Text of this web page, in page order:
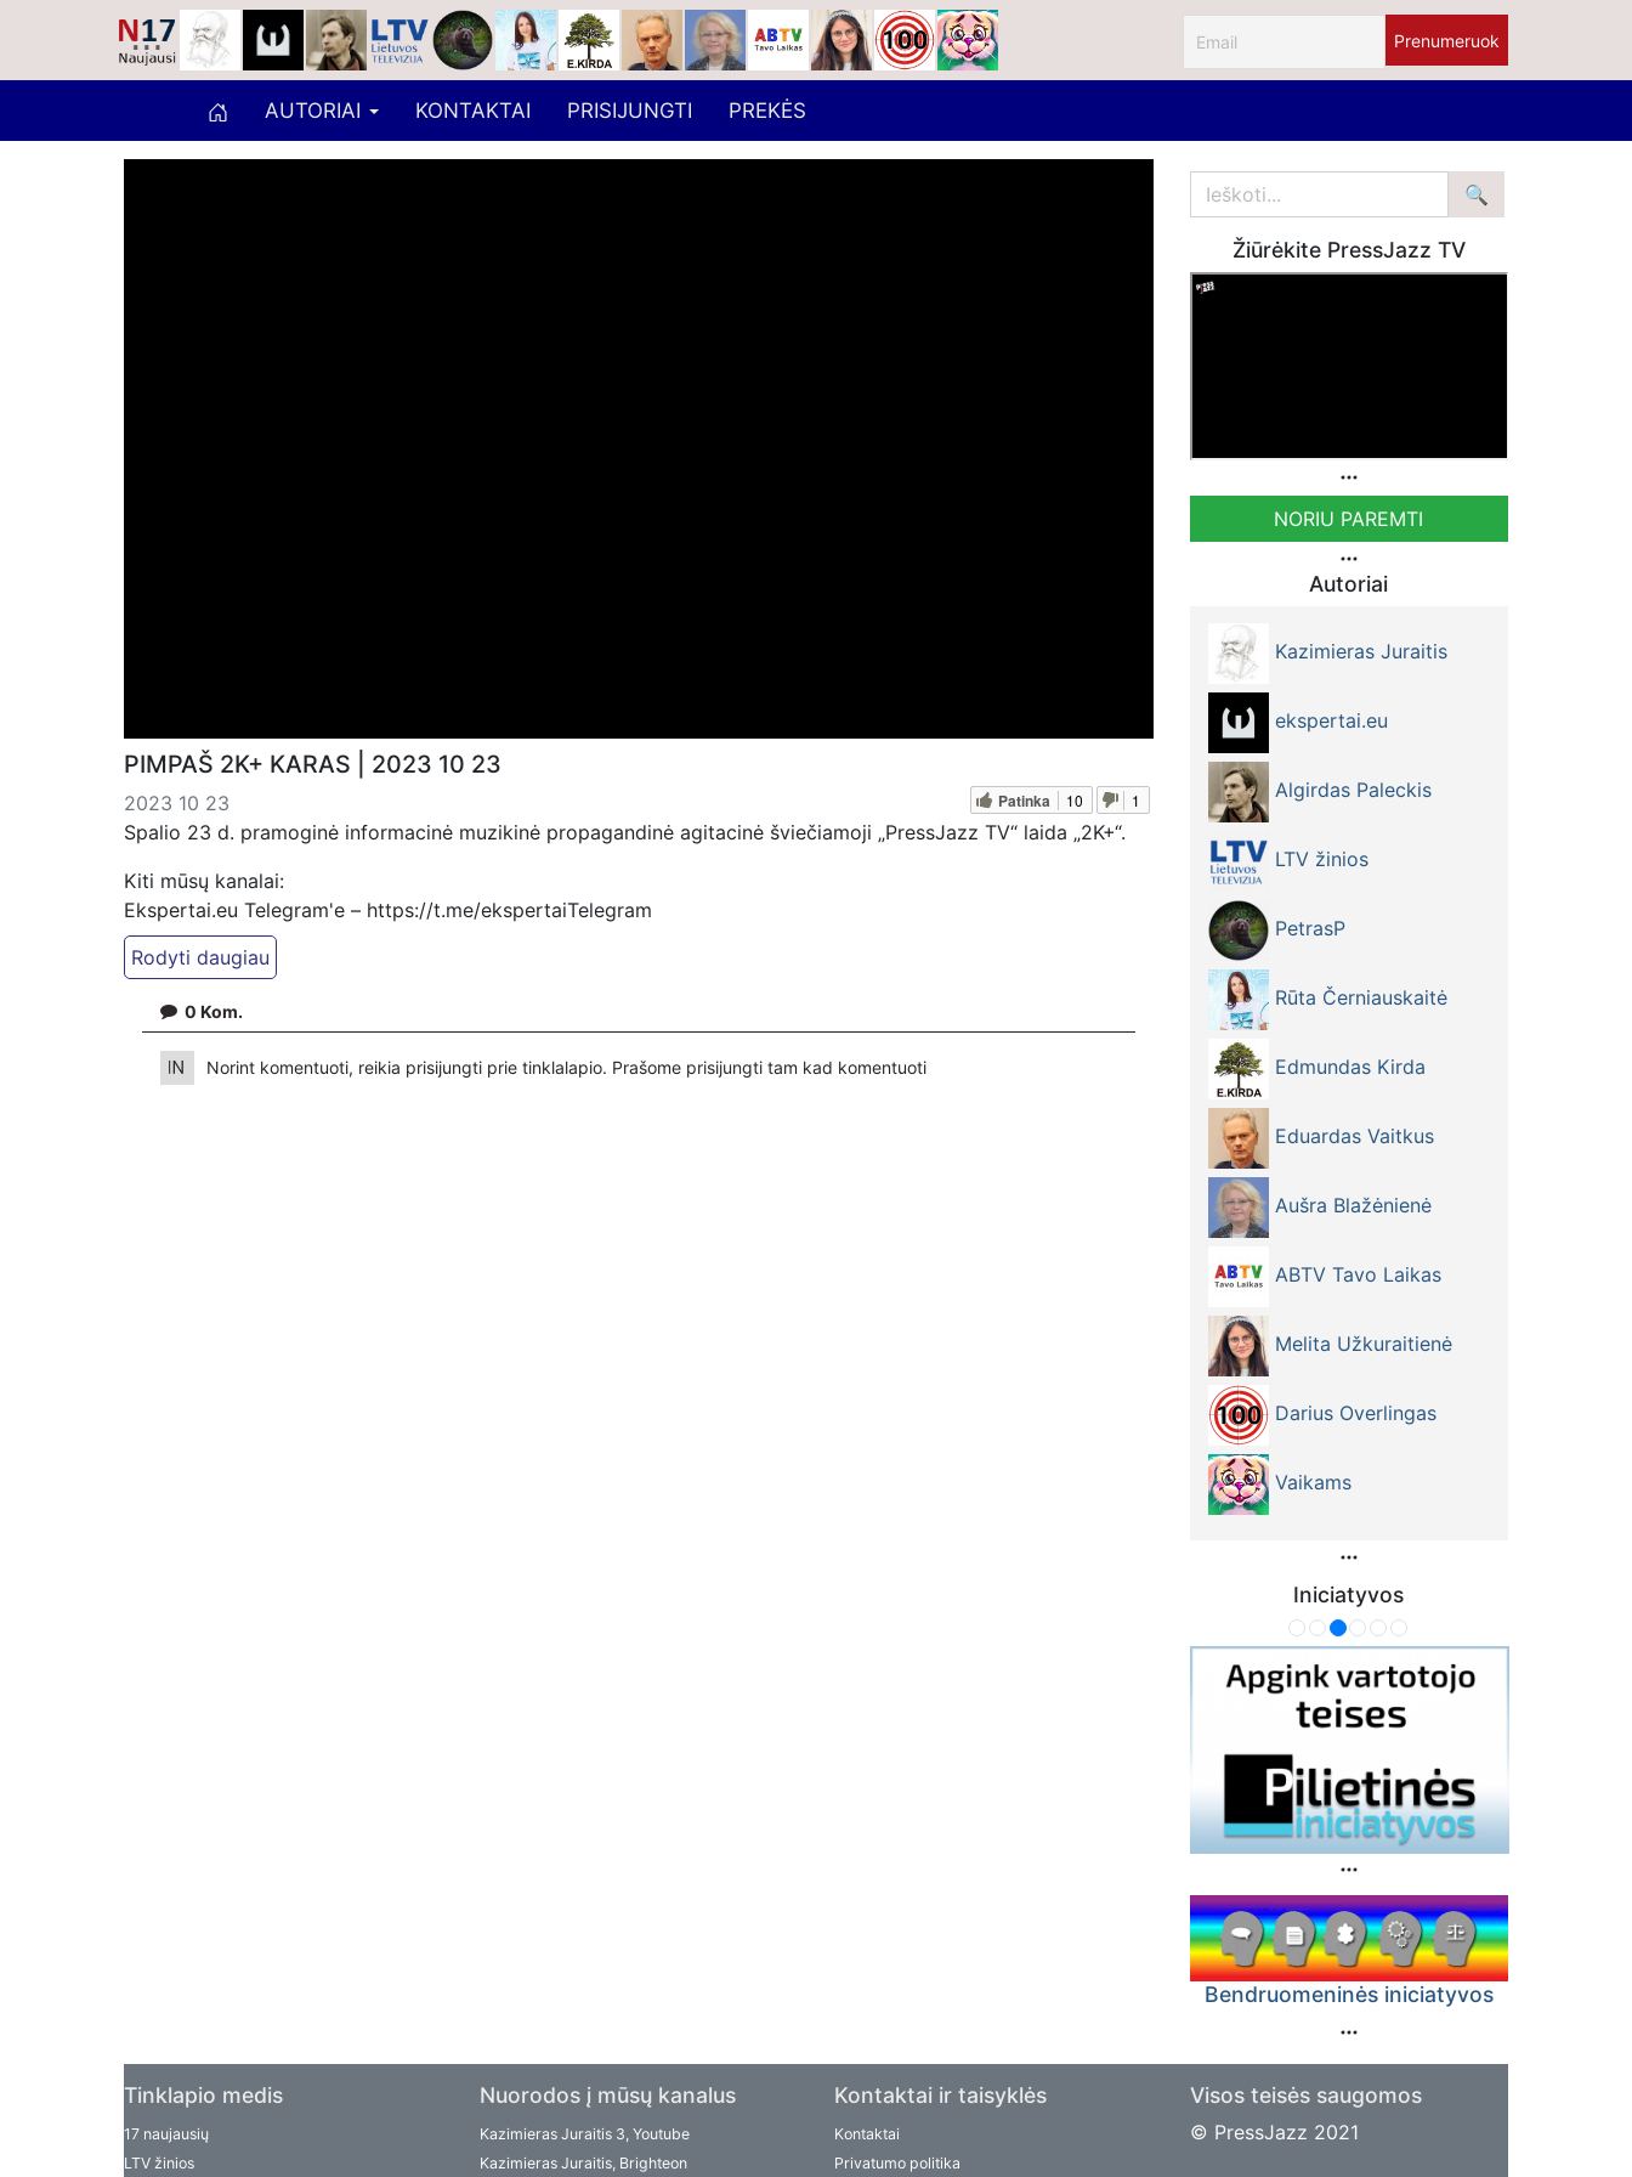
AUTORIAI KONTAKTAI PRISIJUNGTI PREKĖS
PIMPAŠ 2K+ KARAS | 2023 10 23
2023 10 23 Patinka 10 1
Spalio 23 d. pramoginė informacinė muzikinė propagandinė agitacinė šviečiamoji „PressJazz TV“ laida „2K+“.
Kiti mūsų kanalai:
Ekspertai.eu Telegram'e – https://t.me/ekspertaiTelegram
PressJazz TV Telegram: https://t.me/pressjazztv
Dailymotion: https://www.dailymotion.com/ekspertai
https://www.pressjazz.tv
https://www.ekspertai.eu
0 Kom.
Norint komentuoti, reikia prisijungti prie tinklalapio. Prašome prisijungti tam kad komentuoti
Žiūrėkite PressJazz TV
NORIU PAREMTI
Autoriai
Kazimieras Juraitis
ekspertai.eu
Algirdas Paleckis
LTV žinios
PetrasP
Rūta Černiauskaitė
Edmundas Kirda
Eduardas Vaitkus
Aušra Blažėnienė
ABTV Tavo Laikas
Melita Užkuraitienė
Darius Overlingas
Vaikams
Iniciatyvos
Bendruomeninės iniciatyvos
Tinklapio medis
17 naujausių
LTV žinios
Nuorodos į mūsų kanalus
Kazimieras Juraitis 3, Youtube
Kazimieras Juraitis, Brighteon
Kontaktai ir taisyklės
Kontaktai
Privatumo politika
Visos teisės saugomos
© PressJazz 2021